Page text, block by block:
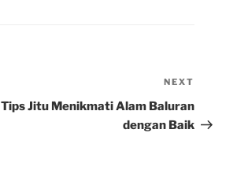
Post
NEXT
Tips Jitu Menikmati Alam Baluran
dengan Baik